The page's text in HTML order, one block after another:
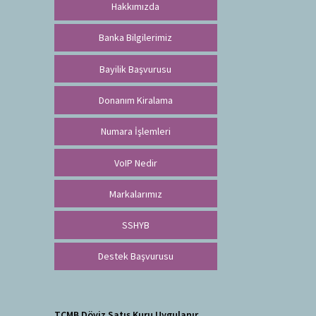
Hakkımızda
Banka Bilgilerimiz
Bayilik Başvurusu
Donanım Kiralama
Numara İşlemleri
VoIP Nedir
Markalarımız
SSHYB
Destek Başvurusu